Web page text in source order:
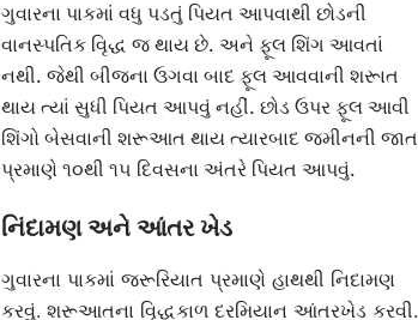
ગુવારના પાકમાં વધુ પડતું પિયત આપવાથી છોડની
વાનસ્પતિક વૃિદ્ધ જ થાય છે. અને ફૂલ શિંગ આવતાં
નથી. જેથી બીજના ઉગવા બાદ ફૂલ આવવાની શરૂાત
થાય ત્યાં સુધી પિયત આપવું નહીં. છોડ ઉપર ફૂલ આવી
શિંગો બેસવાની શરૂઆત થાય ત્યારબાદ જમીનની જાત
પ્રમાણે ૧૦થી ૧૫ દિવસના અંતરે પિયત આપવું.
નિંદામણ અને આંતર ખેડ
ગુવારના પાકમાં જરૂરિયાત પ્રમાણે હાથથી નિદામણ
કરવું. શરૂઆતના વૃિદ્ધકાળ દરમિયાન આંતરખેડ કરવી.